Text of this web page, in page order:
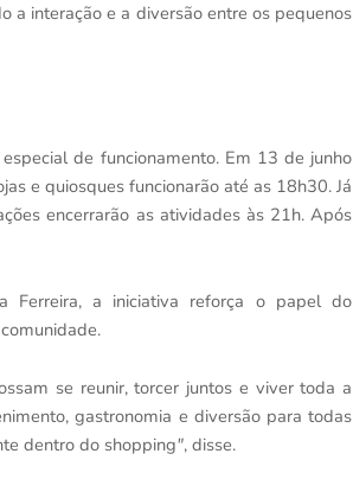
a interação e a diversão entre os pequenos
de funcionamento. Em 13 de junho
e quiosques funcionarão até as 18h30. Já
encerrarão as atividades às 21h. Após
Ferreira, a iniciativa reforça o papel do
se reunir, torcer juntos e viver toda a
gastronomia e diversão para todas
dentro do shopping", disse.